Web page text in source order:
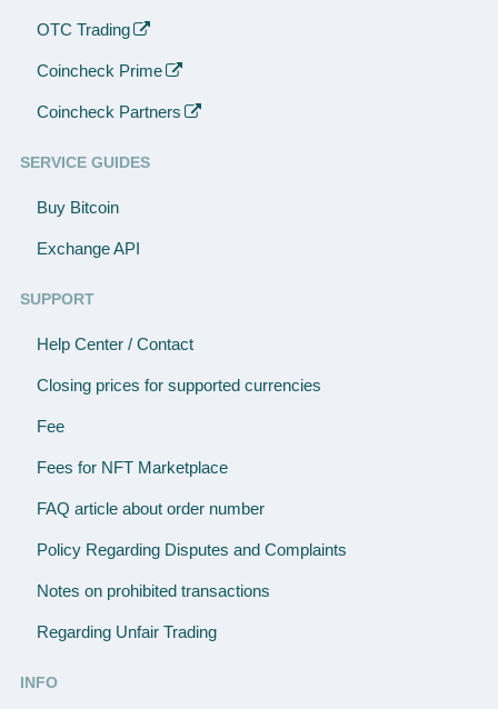
OTC Trading
Coincheck Prime
Coincheck Partners
SERVICE GUIDES
Buy Bitcoin
Exchange API
SUPPORT
Help Center / Contact
Closing prices for supported currencies
Fee
Fees for NFT Marketplace
FAQ article about order number
Policy Regarding Disputes and Complaints
Notes on prohibited transactions
Regarding Unfair Trading
INFO